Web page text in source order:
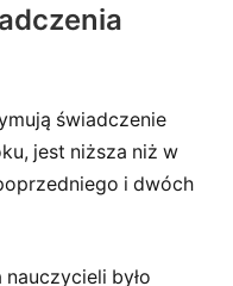
świadczenie
jest niższa niż w
i dwóch
było